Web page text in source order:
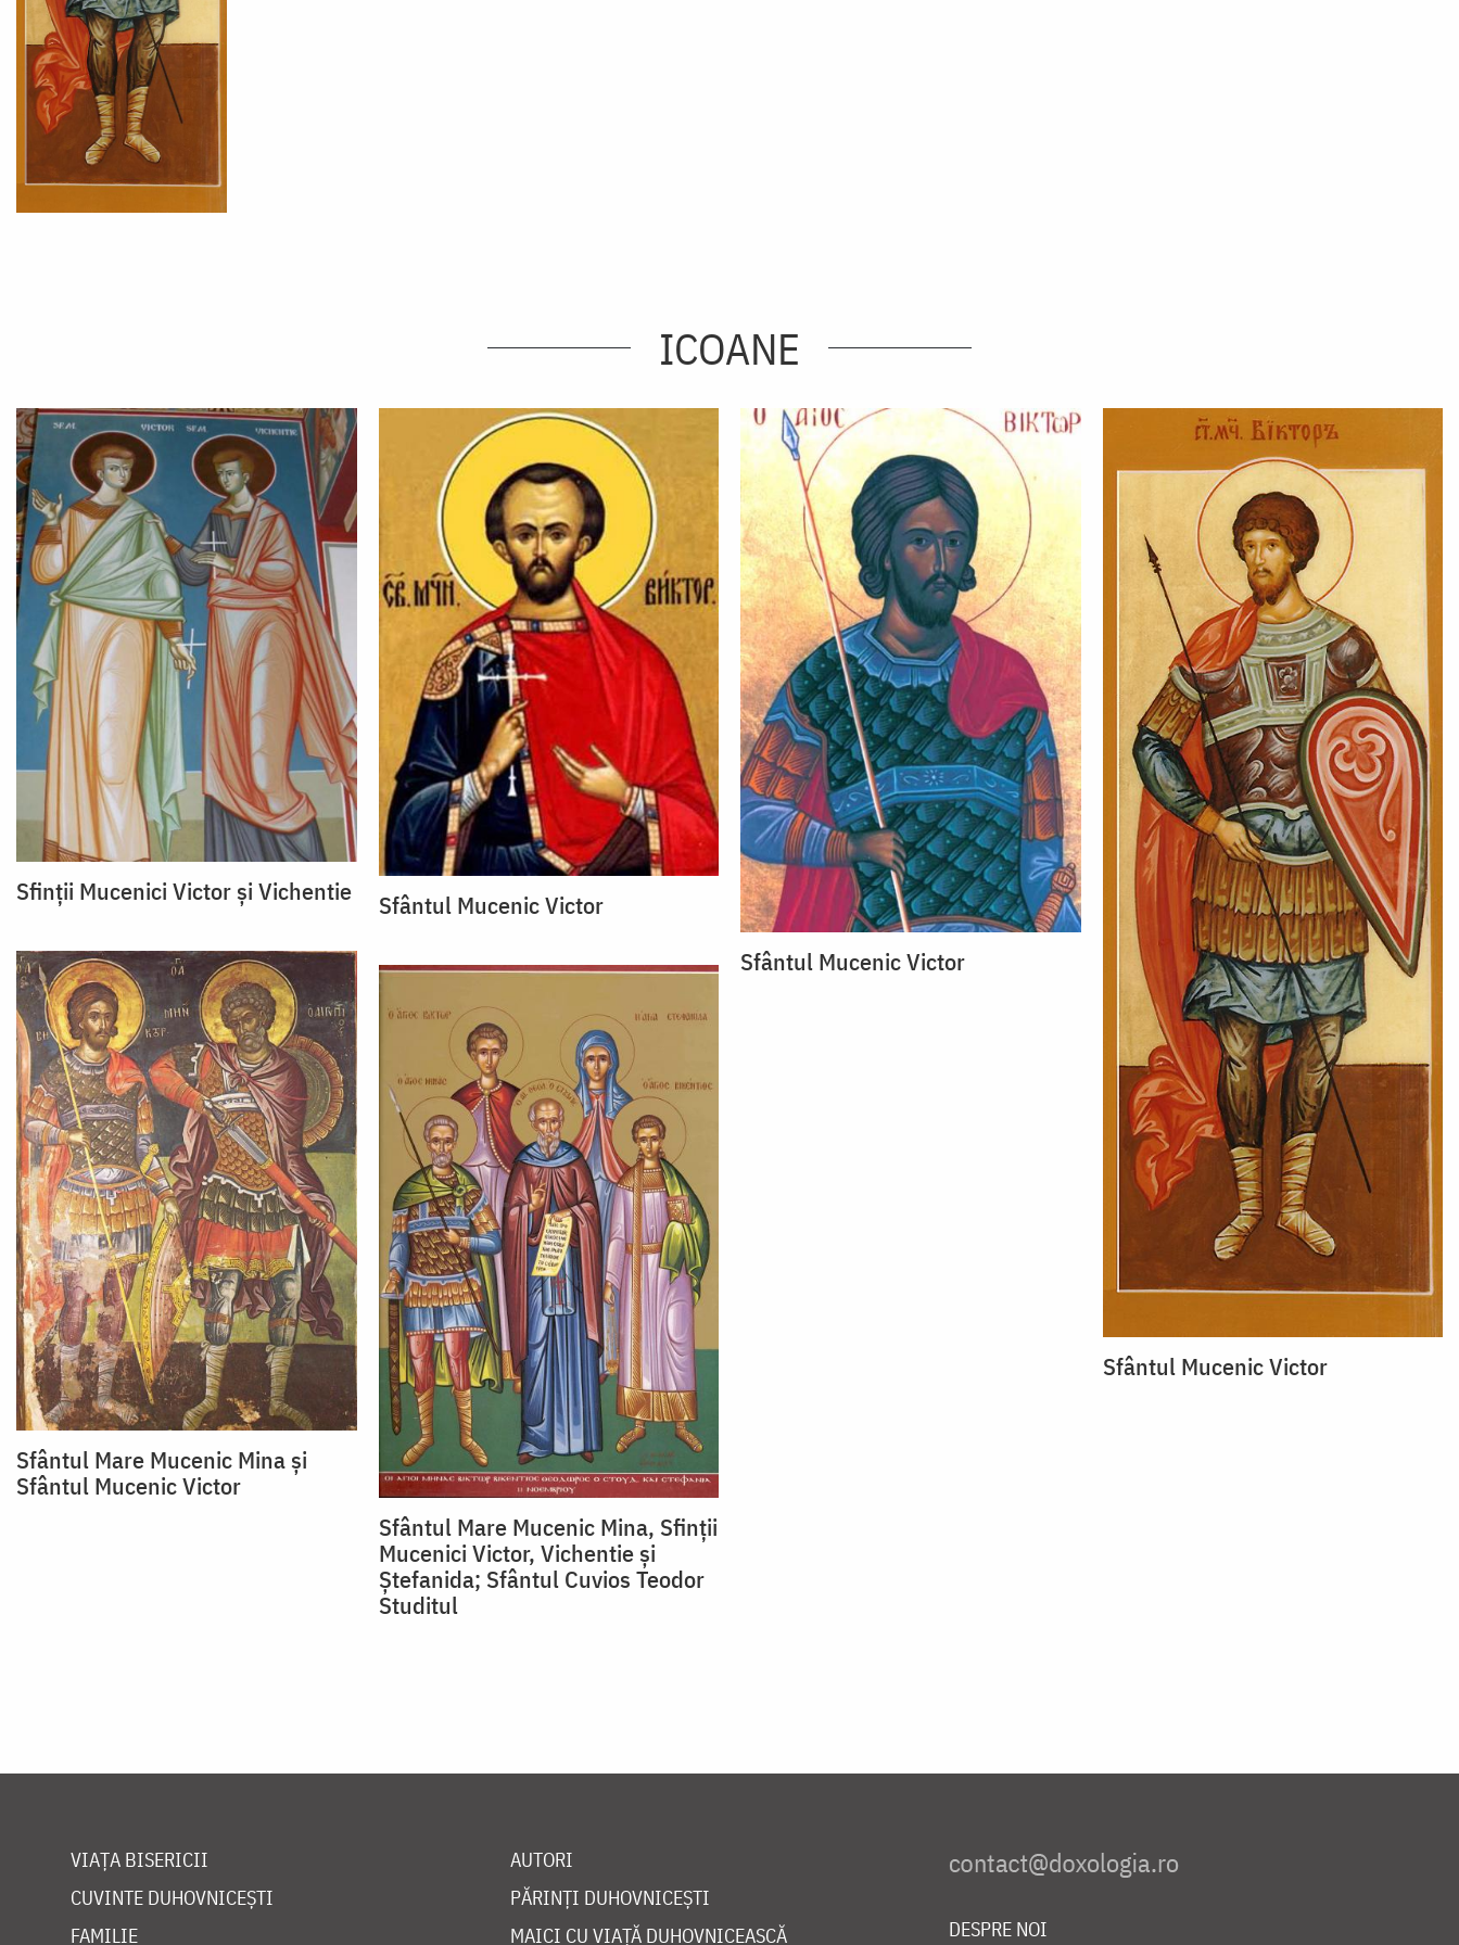
ICOANE
Sfinții Mucenici Victor și Vichentie
Sfântul Mucenic Victor
Sfântul Mucenic Victor
Sfântul Mucenic Victor
Sfântul Mare Mucenic Mina și
Sfântul Mucenic Victor
Sfântul Mare Mucenic Mina, Sfinții
Mucenici Victor, Vichentie și
Ștefanida; Sfântul Cuvios Teodor
Studitul
VIAȚA BISERICII
CUVINTE DUHOVNICEȘTI
FAMILIE
AUTORI
PĂRINȚI DUHOVNICEȘTI
MAICI CU VIAȚĂ DUHOVNICEASCĂ
DESPRE NOI